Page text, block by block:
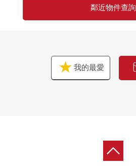
鄰近物件查詢
我的最愛